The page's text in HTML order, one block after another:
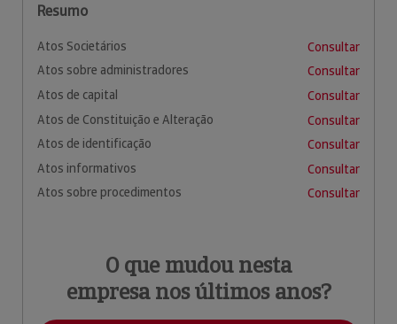
Resumo
Atos Societários
Consultar
Atos sobre administradores
Consultar
Atos de capital
Consultar
Atos de Constituição e Alteração
Consultar
Atos de identificação
Consultar
Atos informativos
Consultar
Atos sobre procedimentos
Consultar
O que mudou nesta
empresa nos últimos anos?